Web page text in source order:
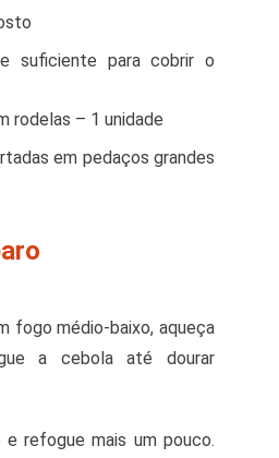
suficiente para cobrir o
rodelas – 1 unidade
em pedaços grandes
fogo médio-baixo, aqueça
a cebola até dourar
refogue mais um pouco.